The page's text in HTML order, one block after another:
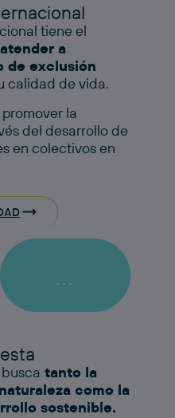
tiene el
a
de exclusión
calidad de vida.
la
del desarrollo de
en colectivos en
...
tanto la
como la
sostenible.